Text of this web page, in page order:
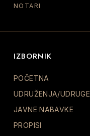
NOTARI
IZBORNIK
POČETNA
UDRUŽENJA/UDRUGE
JAVNE NABAVKE
PROPISI